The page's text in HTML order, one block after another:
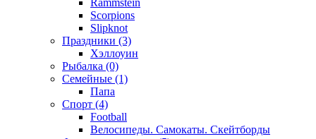
Rammstein
Scorpions
Slipknot
Праздники (3)
Хэллоуин
Рыбалка (0)
Семейные (1)
Папа
Спорт (4)
Football
Велосипеды. Самокаты. Скейтборды